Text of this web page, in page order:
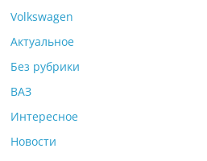
Volkswagen
Актуальное
Без рубрики
ВАЗ
Интересное
Новости